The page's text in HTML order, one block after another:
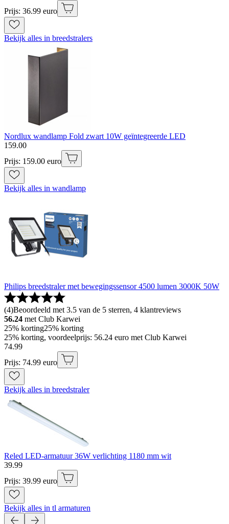
Prijs: 36.99 euro
Bekijk alles in breedstralers
Nordlux wandlamp Fold zwart 10W geïntegreerde LED
159.00
Prijs: 159.00 euro
Bekijk alles in wandlamp
Philips breedstraler met bewegingssensor 4500 lumen 3000K 50W
(4)Beoordeeld met 3.5 van de 5 sterren, 4 klantreviews
56.24 met Club Karwei
25% korting25% korting
25% korting, voordeelprijs: 56.24 euro met Club Karwei
74.99
Prijs: 74.99 euro
Bekijk alles in breedstraler
Reled LED-armatuur 36W verlichting 1180 mm wit
39.99
Prijs: 39.99 euro
Bekijk alles in tl armaturen